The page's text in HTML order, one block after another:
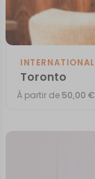
INTERNATIONAL
Toronto
À partir de 50,00 €